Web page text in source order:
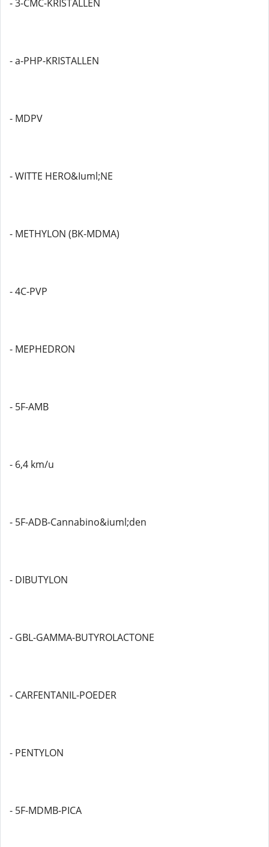
- 3-CMC-KRISTALLEN
- a-PHP-KRISTALLEN
- MDPV
- WITTE HERO&Iuml;NE
- METHYLON (BK-MDMA)
- 4C-PVP
- MEPHEDRON
- 5F-AMB
- 6,4 km/u
- 5F-ADB-Cannabino&iuml;den
- DIBUTYLON
- GBL-GAMMA-BUTYROLACTONE
- CARFENTANIL-POEDER
- PENTYLON
- 5F-MDMB-PICA